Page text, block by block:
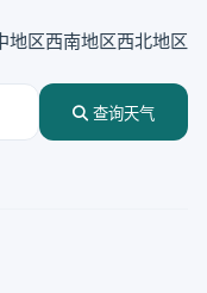
地区西南地区西北地区
查询天气